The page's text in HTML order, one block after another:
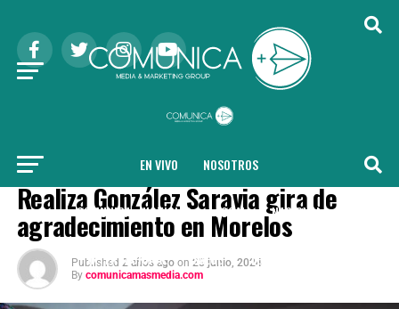
EN VIVO NOSOTROS
COMUNICA + NOTICIAS LOCAL NACIONAL
INTERNACIONAL SALUD TENDENCIAS
MORELOS
Realiza González Saravia gira de
agradecimiento en Morelos
Published 2 años ago on 25 junio, 2024
By comunicamasmedia.com